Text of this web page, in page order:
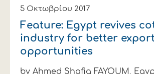
5 Οκτωβρίου 2017
Feature: Egypt revives
industry for better
opportunities
by Ahmed Shafiq FAYOUM,